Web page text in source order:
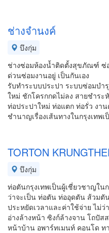
ช่างจำนงค์
บึงกุ่ม
ช่างซ่อมห้องน้ำติดตั้งสุขภัณฑ์ ซ่
ด่วนซ่อมงานอยู่ เป็นกันเอง
รับทำระบบประปา ระบบซ่อมบำ
ใหม่ ชักโครกกดไม่ลง สายชำร
ท่อประปาใหม่ ท่อแตก ท่อรั่ว งา
ชำนาญเรื่องเส้นทางในกรุงเทพ
TORTON
บึงกุ่ม
ท่อตันกรุงเทพเป็นผู้เชี่ยวชาญใ
ว่าจะเป็น ท่อตัน ท่ออุดตัน ส้วมตั
ประหยัดเวลาและค่าใช้จ่าย ไม่
อ่างล้างหน้า ซิงก์ล้างจาน โถปัส
หน้าบ้าน อพาร์ทเมนท์ คอนโด